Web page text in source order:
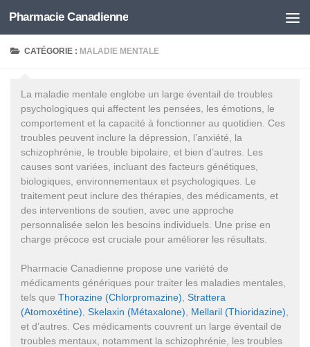
Skip to content
Pharmacie Canadienne
CATÉGORIE : MALADIE MENTALE
La maladie mentale englobe un large éventail de troubles
psychologiques qui affectent les pensées, les émotions, le
comportement et la capacité à fonctionner au quotidien. Ces
troubles peuvent inclure la dépression, l’anxiété, la
schizophrénie, le trouble bipolaire, et bien d’autres. Les
causes sont variées, incluant des facteurs génétiques,
biologiques, environnementaux et psychologiques. Le
traitement peut inclure des thérapies, des médicaments, et
des interventions de soutien, avec une approche
personnalisée selon les besoins individuels. Une prise en
charge précoce est cruciale pour améliorer les résultats.
Pharmacie Canadienne propose une variété de
médicaments génériques pour traiter les maladies mentales,
tels que Thorazine (Chlorpromazine) Strattera
(Atomoxétine) Skelaxin (Métaxalone) Mellaril (Thioridazine)
et d’autres. Ces médicaments couvrent un large éventail de
troubles mentaux, notamment la schizophrénie, les troubles